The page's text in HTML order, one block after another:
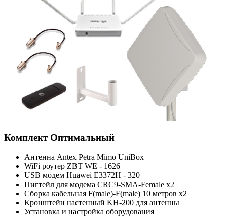
Комплект Оптимальный
Антенна Antex Petra Mimo UniBox
WiFi роутер ZBT WE - 1626
USB модем Huawei E3372H - 320
Пигтейл для модема CRC9-SMA-Female x2
Сборка кабельная F(male)-F(male) 10 метров x2
Кронштейн настенный KH-200 для антенны
Установка и настройка оборудования